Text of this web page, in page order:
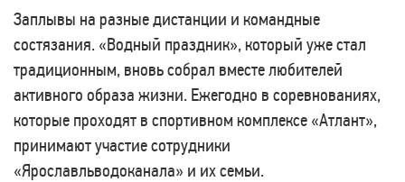
Заплывы на разные дистанции и командные
состязания. «Водный праздник», который уже стал
традиционным, вновь собрал вместе любителей
активного образа жизни. Ежегодно в соревнованиях,
которые проходят в спортивном комплексе «Атлант»,
принимают участие сотрудники
«Ярославльводоканала» и их семьи.